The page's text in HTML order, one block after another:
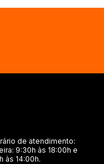
de atendimento:
9:30h às 18:00h e
às 14:00h.